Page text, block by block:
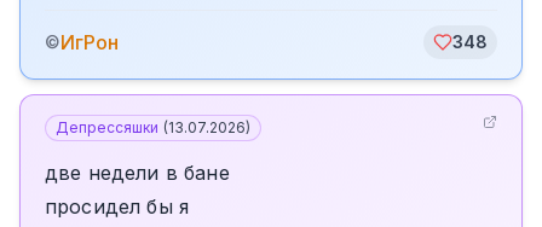
©ИгРон 348
Депрессяшки (13.07.2026)
две недели в бане
просидел бы я